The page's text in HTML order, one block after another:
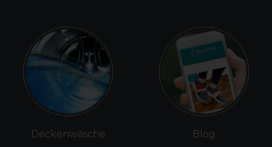
Deckenwäsche Blog